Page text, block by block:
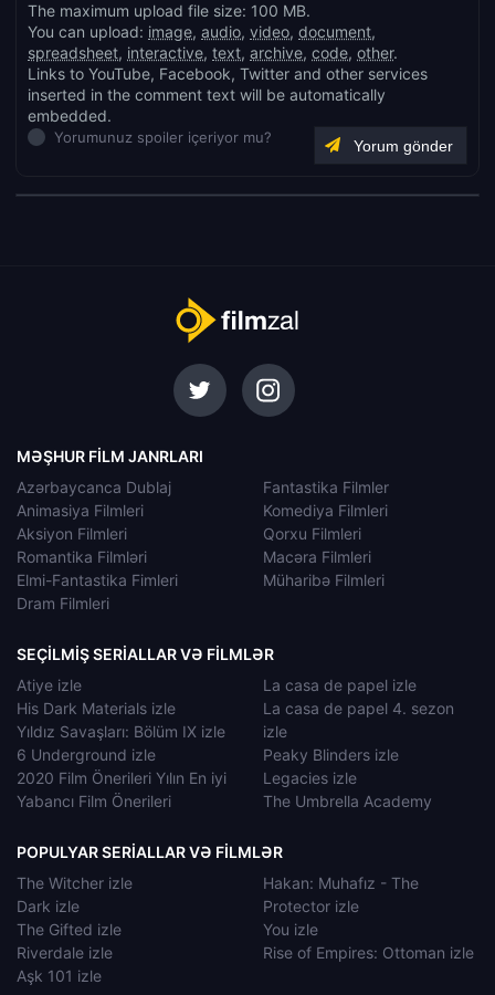
The maximum upload file size: 100 MB.
You can upload: image, audio, video, document,
spreadsheet, interactive, text, archive, code, other.
Links to YouTube, Facebook, Twitter and other services
inserted in the comment text will be automatically
embedded.
Yorumunuz spoiler içeriyor mu?
MƏŞHUR FILM JANRLARI
Azərbaycanca Dublaj
Animasiya Filmleri
Aksiyon Filmleri
Romantika Filmləri
Elmi-Fantastika Fimleri
Dram Filmleri
Fantastika Filmler
Komediya Filmleri
Qorxu Filmleri
Macəra Filmleri
Müharibə Filmleri
SEÇILMIŞ SERIALLAR VƏ FILMLƏR
Atiye izle
His Dark Materials izle
Yıldız Savaşları: Bölüm IX izle
6 Underground izle
2020 Film Önerileri Yılın En iyi
Yabancı Film Önerileri
La casa de papel izle
La casa de papel 4. sezon
izle
Peaky Blinders izle
Legacies izle
The Umbrella Academy
POPULYAR SERIALLAR VƏ FILMLƏR
The Witcher izle
Dark izle
The Gifted izle
Riverdale izle
Aşk 101 izle
Hakan: Muhafız - The
Protector izle
You izle
Rise of Empires: Ottoman izle